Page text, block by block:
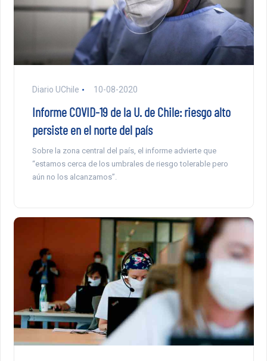
Diario UChile 10-08-2020
Informe COVID-19 de la U. de Chile: riesgo alto
persiste en el norte del país
Sobre la zona central del país, el informe advierte que
“estamos cerca de los umbrales de riesgo tolerable pero
aún no los alcanzamos”.